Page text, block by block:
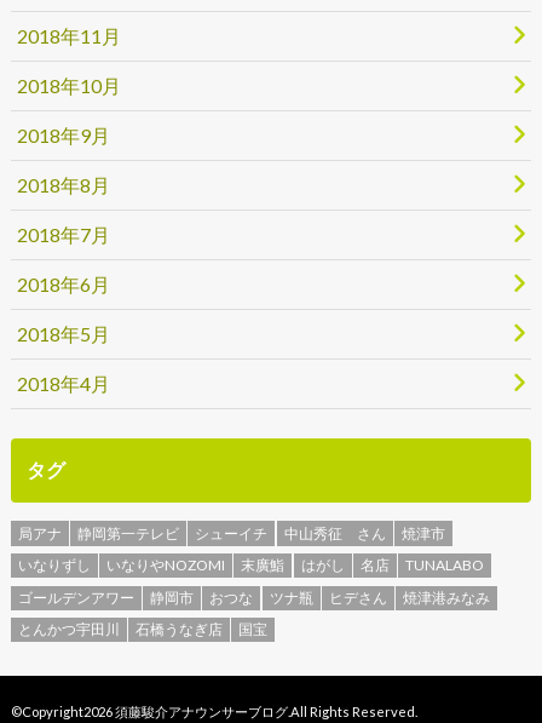
2018年11月
2018年10月
2018年9月
2018年8月
2018年7月
2018年6月
2018年5月
2018年4月
タグ
局アナ 静岡第一テレビ シューイチ 中山秀征 さん
焼津市
いなりずし
いなりやNOZOMI 末廣鮨 はがし 名店
TUNALABO
ゴールデンアワー
静岡市 おつな ツナ瓶 ヒデさん
焼津港みなみ
とんかつ宇田川
石橋うなぎ店 国宝
©Copyright2026須藤駿介アナウンサーブログ.All Rights Reserved.